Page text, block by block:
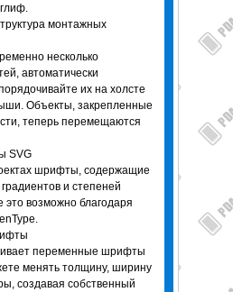
монтажных
несколько
автоматически
их на холсте
Объекты, закрепленные
теперь перемещаются
SVG
шрифты, содержащие
и степеней
это возможно благодаря
переменные шрифты
менять толщину, ширину
создавая собственный